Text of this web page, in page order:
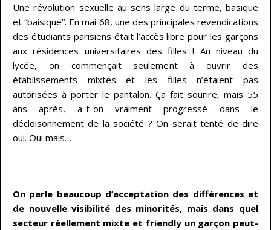
Une révolution sexuelle au sens large du terme, basique
et “baisique”. En mai 68, une des principales revendications
des étudiants parisiens était l’accès libre pour les garçons
aux résidences universitaires des filles ! Au niveau du
lycée, on commençait seulement à ouvrir des
établissements mixtes et les filles n’étaient pas
autorisées à porter le pantalon. Ça fait sourire, mais 55
ans après, a-t-on vraiment progressé dans le
décloisonnement de la société ? On serait tenté de dire
oui. Oui mais…
On parle beaucoup d’acceptation des différences et
de nouvelle visibilité des minorités, mais dans quel
secteur réellement mixte et friendly un garçon peut-